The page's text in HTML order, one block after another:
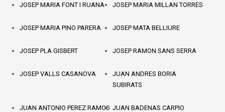
JOSEP MARIA FONT I RUANA JOSEP MARIA MILLAN TORRES
JOSEP MARIA PINO PARERA JOSEP MATA BELLIURE
JOSEP PLA GISBERT JOSEP RAMON SANS SERRA
JOSEP VALLS CASANOVA
JUAN ANDRES BORIA
SUBIRATS
JUAN ANTONIO PEREZ RAMOS JUAN BADENAS CARPIO